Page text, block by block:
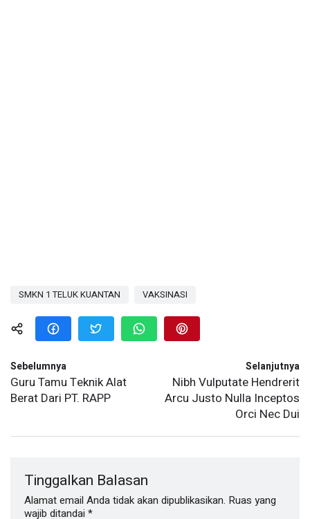
SMKN 1 TELUK KUANTAN VAKSINASI
Sebelumnya
Guru Tamu Teknik Alat
Berat Dari PT. RAPP
Selanjutnya
Nibh Vulputate Hendrerit
Arcu Justo Nulla Inceptos
Orci Nec Dui
Tinggalkan Balasan
Alamat email Anda tidak akan dipublikasikan. Ruas yang
wajib ditandai *